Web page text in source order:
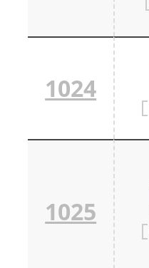
1024
1025